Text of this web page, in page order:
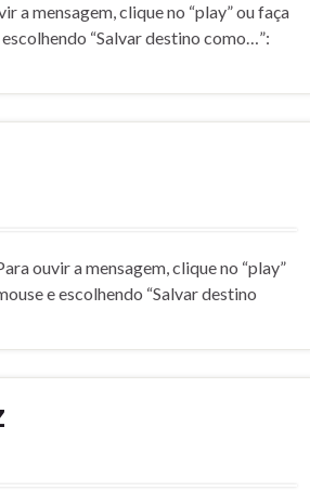
a mensagem, clique no “play” ou faça
“Salvar destino como…”:
ouvir a mensagem, clique no “play”
e escolhendo “Salvar destino